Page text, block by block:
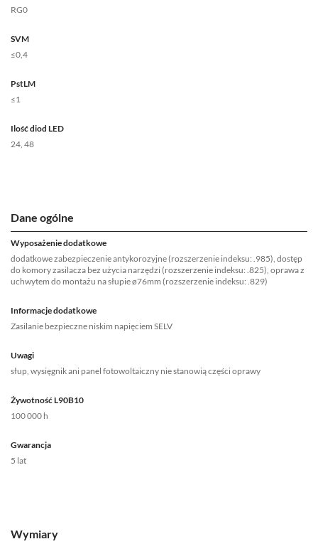
RG0
SVM
≤0,4
PstLM
≤1
Ilość diod LED
24, 48
Dane ogólne
Wyposażenie dodatkowe
dodatkowe zabezpieczenie antykorozyjne (rozszerzenie indeksu: .985), dostęp
do komory zasilacza bez użycia narzędzi (rozszerzenie indeksu: .825), oprawa z
uchwytem do montażu na słupie ø76mm (rozszerzenie indeksu: .829)
Informacje dodatkowe
Zasilanie bezpieczne niskim napięciem SELV
Uwagi
słup, wysięgnik ani panel fotowoltaiczny nie stanowią części oprawy
Żywotność L90B10
100 000 h
Gwarancja
5 lat
Wymiary